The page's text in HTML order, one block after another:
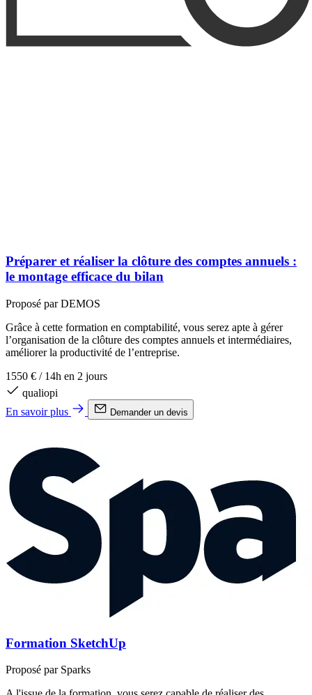
Préparer et réaliser la clôture des comptes annuels :
le montage efficace du bilan
Proposé par DEMOS
Grâce à cette formation en comptabilité, vous serez apte à gérer
l’organisation de la clôture des comptes annuels et intermédiaires,
améliorer la productivité de l’entreprise.
1550 € / 14h en 2 jours
qualiopi
En savoir plus
Demander un devis
Formation SketchUp
Proposé par Sparks